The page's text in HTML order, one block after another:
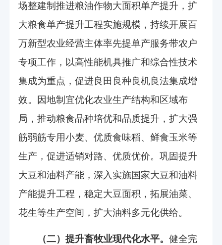
场整建制推进粮油作物大面积单产提升，扩
大粮食单产提升工程实施规模，持续开展百
万新型农业经营主体率先提单产服务带农户
专项工作，以高性能机具推广和综合性技术
集成为重点，促进良田良种良机良法集成增
效。因地制宜优化农业生产结构和区域布
局，推动粮食品种培优和品质提升，扩大强
筋弱筋专用小麦、优质食味稻、鲜食玉米等
生产，促进适销对路、优质优价。巩固提升
大豆和油料产能，深入实施国家大豆和油料
产能提升工程，稳定大豆面积，拓展油菜、
花生等生产空间，扩大油料多元化供给。
（二）提升畜牧业现代化水平。 健全完